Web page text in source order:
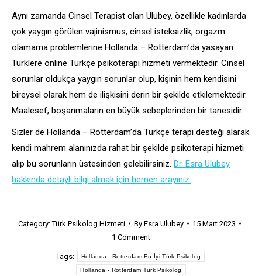
Aynı zamanda Cinsel Terapist olan Ulubey, özellikle kadınlarda
çok yaygın görülen vajinismus, cinsel isteksizlik, orgazm
olamama problemlerine Hollanda – Rotterdam’da yasayan
Türklere online Türkçe psikoterapi hizmeti vermektedir. Cinsel
sorunlar oldukça yaygın sorunlar olup, kişinin hem kendisini
bireysel olarak hem de ilişkisini derin bir şekilde etkilemektedir.
Maalesef, boşanmaların en büyük sebeplerinden bir tanesidir.
Sizler de Hollanda – Rotterdam’da Türkçe terapi desteği alarak
kendi mahrem alanınızda rahat bir şekilde psikoterapi hizmeti
alıp bu sorunların üstesinden gelebilirsiniz. Dr. Esra Ulubey
hakkında detaylı bilgi almak için hemen arayınız.
Category:Türk Psikolog Hizmeti By Esra Ulubey
15 Mart 2023
1 Comment
Tags: Hollanda - Rotterdam En İyi Türk Psikolog
Hollanda - Rotterdam Türk Psikolog